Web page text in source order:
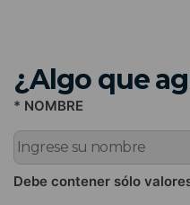
¿Algo que
* NOMBRE
Debe contener sólo